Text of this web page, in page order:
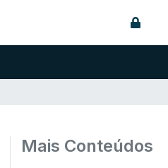
Mais Conteúdos